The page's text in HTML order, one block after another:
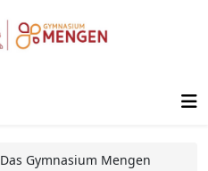
Das Gymnasium Mengen